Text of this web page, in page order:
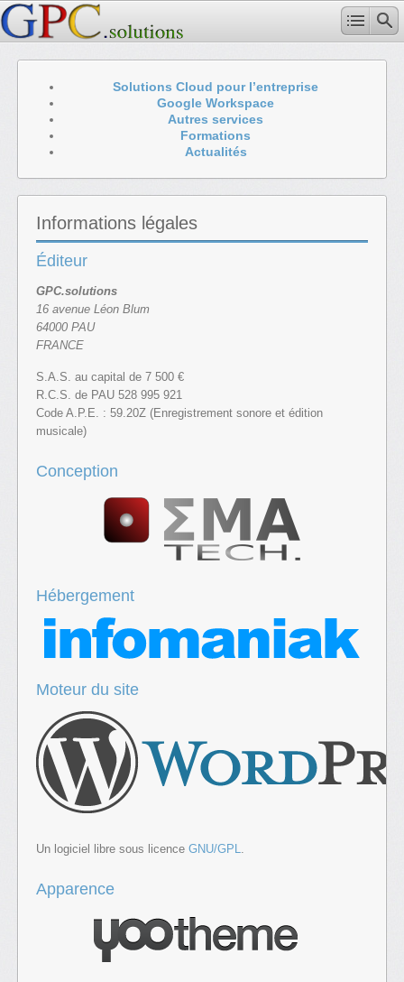
Solutions Cloud pour l’entreprise
Google Workspace
Autres services
Formations
Actualités
Informations légales
Éditeur
GPC.solutions
16 avenue Léon Blum
64000 PAU
FRANCE
S.A.S. au capital de 7 500 €
R.C.S. de PAU 528 995 921
Code A.P.E. : 59.20Z (Enregistrement sonore et édition
musicale)
Conception
Hébergement
Moteur du site
Un logiciel libre sous licence GNU/GPL.
Apparence